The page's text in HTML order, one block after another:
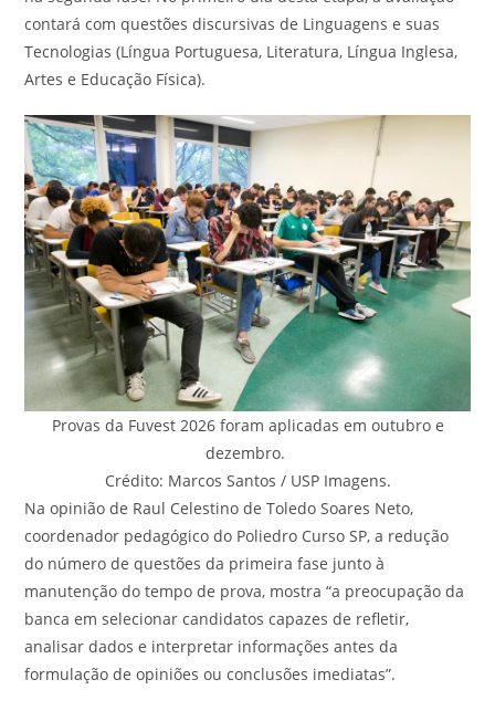
contará com questões discursivas de Linguagens e suas
Tecnologias (Língua Portuguesa, Literatura, Língua Inglesa,
Artes e Educação Física).
Provas da Fuvest 2026 foram aplicadas em outubro e
dezembro.
Crédito: Marcos Santos / USP Imagens.
Na opinião de Raul Celestino de Toledo Soares Neto,
coordenador pedagógico do Poliedro Curso SP, a redução
do número de questões da primeira fase junto à
manutenção do tempo de prova, mostra “a preocupação da
banca em selecionar candidatos capazes de refletir,
analisar dados e interpretar informações antes da
formulação de opiniões ou conclusões imediatas”.